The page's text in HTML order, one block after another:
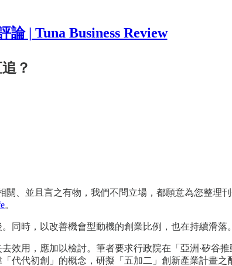
論 | Tuna Business Review
？
、並且言之有物，我們不問立場，都願意為您整理
。
同時，以改善機會型動機的創業比例，也在持續滑落。
用，應加以檢討。筆者要求行政院在「亞洲∙矽谷
代代初創」的概念，研擬「五加二」創新產業計畫